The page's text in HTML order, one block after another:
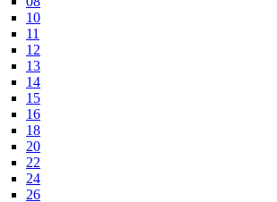
10
11
12
13
14
15
16
18
20
22
24
26